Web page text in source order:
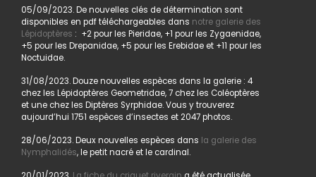
05/09/2023. De nouvelles clés de détermination sont
disponibles en pdf téléchargeables dans notre galerie des
Lépidoptères : +2 pour les Pieridae, +1 pour les Zygaenidae,
+5 pour les Drepanidae, +5 pour les Erebidae et +11 pour les
Noctuidae.
31/08/2023. Douze nouvelles espèces dans la galerie : 4
chez les Lépidoptères Geometridae, 7 chez les Coléoptères
et une chez les Diptères Syrphidae. Vous y trouverez
aujourd’hui 1751 espèces d’insectes et 2047 photos.
28/06/2023. Deux nouvelles espèces dans la galerie des
Nymphalidés, le petit nacré et le cardinal.